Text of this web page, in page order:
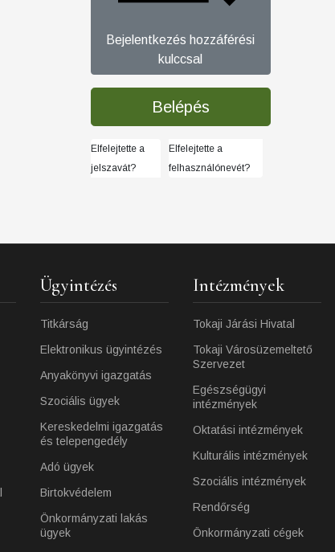
Bejelentkezés hozzáférési
kulccsal
Belépés
Elfelejtette a
jelszavát?
Elfelejtette a
felhasználónevét?
Ügyintézés
Titkárság
Elektronikus ügyintézés
Anyakönyvi igazgatás
Szociális ügyek
Kereskedelmi igazgatás
és telepengedély
Adó ügyek
Birtokvédelem
Önkormányzati lakás
ügyek
Intézmények
Tokaji Járási Hivatal
Tokaji Városüzemeltető
Szervezet
Egészségügyi
intézmények
Oktatási intézmények
Kulturális intézmények
Szociális intézmények
Rendőrség
Önkormányzati cégek